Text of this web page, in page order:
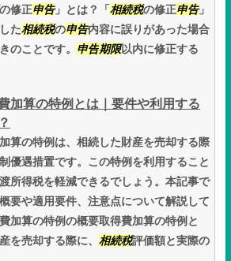
の修正申告」とは？「 相続税の修正申告」
た相続税の申告内容に誤りがあった場合
のことです。 申告期限以内に修正する
加算の特例とは｜要件や利用する
算の特例は、相続した財産を売却する際
優遇措置です。この特例を利用すること
所得税を軽減できるでしょう。本記事で
要や適用要件、注意点について解説して
加算の特例の概要取得費加算の特例と
を売却する際に、 相続税評価額と実際の